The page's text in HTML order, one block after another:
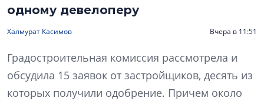
одному девелоперу
Халмурат Касимов Вчера в 11:51
Градостроительная комиссия рассмотрела и
обсудила 15 заявок от застройщиков, десять из
которых получили одобрение. Причем около